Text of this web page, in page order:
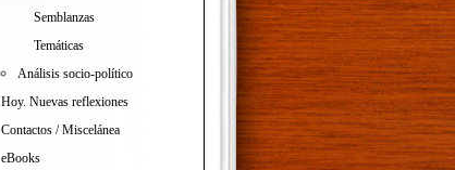
Semblanzas
Temáticas
Análisis socio-político
Hoy. Nuevas reflexiones
Contactos / Miscelánea
eBooks